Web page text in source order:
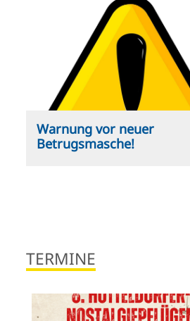
Warnung vor neuer
Betrugsmasche!
TERMINE